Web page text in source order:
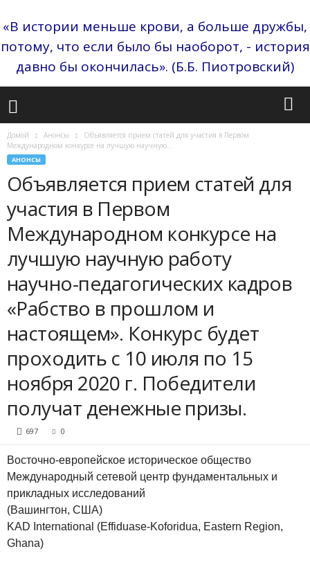
«В истории меньше крови, а больше дружбы,
потому, что если было бы наоборот, - история
давно бы окончилась». (Б.Б. Пиотровский)
Домой Анонсы
Объявляется прием статей для участия в Первом
Международном конкурсе на лучшую научную...
АНОНСЫ
Объявляется прием статей для
участия в Первом
Международном конкурсе на
лучшую научную работу
научно-педагогических кадров
«Рабство в прошлом и
настоящем». Конкурс будет
проходить с 10 июля по 15
ноября 2020 г. Победители
получат денежные призы.
697 0
Восточно-европейское историческое общество
Международный сетевой центр фундаментальных и
прикладных исследований
(Вашингтон, США)
KAD International (Effiduase-Koforidua, Eastern Region,
Ghana)